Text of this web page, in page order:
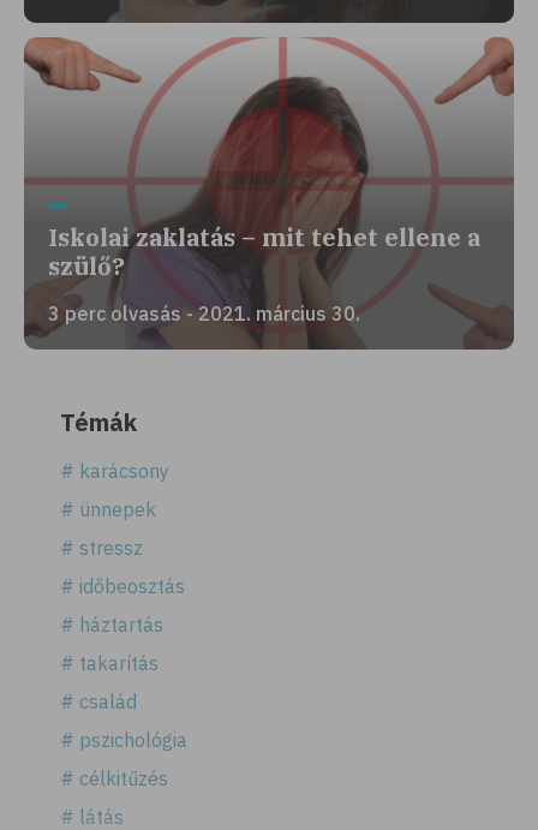
Iskolai zaklatás – mit tehet ellene a
szülő?
3 perc olvasás - 2021. március 30.
Témák
# karácsony
# ünnepek
# stressz
# időbeosztás
# háztartás
# takarítás
# család
# pszichológia
# célkitűzés
# látás